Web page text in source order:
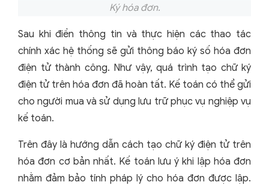
Ký hóa đơn.
Sau khi điền thông tin và thực hiện các thao tác
chính xác hệ thống sẽ gửi thông báo ký số hóa đơn
điện tử thành công. Như vậy, quá trình tạo chữ ký
điện tử trên hóa đơn đã hoàn tất. Kế toán có thể gửi
cho người mua và sử dụng lưu trữ phục vụ nghiệp vụ
kế toán.
Trên đây là hướng dẫn cách tạo chữ ký điện tử trên
hóa đơn cơ bản nhất. Kế toán lưu ý khi lập hóa đơn
nhằm đảm bảo tính pháp lý cho hóa đơn được lập.